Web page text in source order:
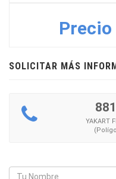
SOLICITAR MÁS
YAKART